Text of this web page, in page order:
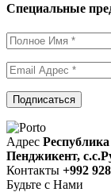
Специальные
Адрес
Пенджикент,
Контакты +992
Будьте с Нами